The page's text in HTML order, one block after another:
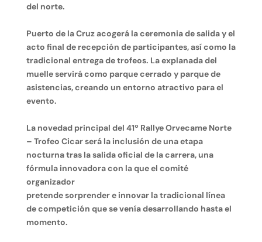
del norte.
Puerto de la Cruz acogerá la ceremonia de salida y el
acto final de recepción de participantes, así como la
tradicional entrega de trofeos. La explanada del
muelle servirá como parque cerrado y parque de
asistencias, creando un entorno atractivo para el
evento.
La novedad principal del 41º Rallye Orvecame Norte
– Trofeo Cicar será la inclusión de una etapa
nocturna tras la salida oficial de la carrera, una
fórmula innovadora con la que el comité
organizador
pretende sorprender e innovar la tradicional línea
de competición que se venía desarrollando hasta el
momento.